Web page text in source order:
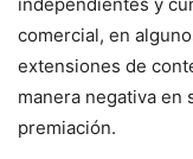
comercial, en
extensiones de
manera negativa en
premiación.